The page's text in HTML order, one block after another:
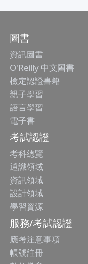
圖書
資訊圖書
O'Reilly 中文圖書
檢定認證書籍
親子學習
語言學習
電子書
考試認證
考科總覽
通識領域
資訊領域
設計領域
學習資源
服務/考試認證
應考注意事項
帳號註冊